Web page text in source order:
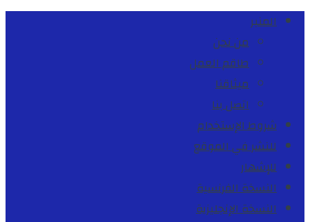
المنبر
من نحن
طاقم العمل
ميثاقنا
اتصل بنا
شروط الإستخدام
للنشر في الموقع
للإشهار
النسخة الفرنسية
النسخة الإنجليزية